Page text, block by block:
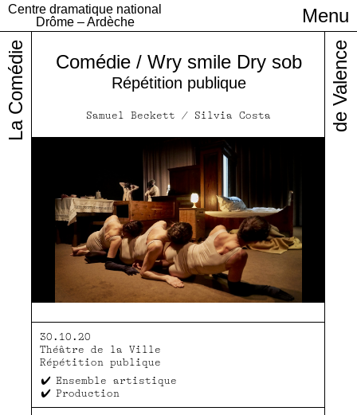
Centre dramatique national
Drôme – Ardèche
Menu
Infos pratiques
Comédie / Wry smile Dry sob
Répétition publique
Samuel Beckett / Silvia Costa
30.10.20
Théâtre de la Ville
Répétition publique
Ensemble artistique
Production
La Comédie de Valence